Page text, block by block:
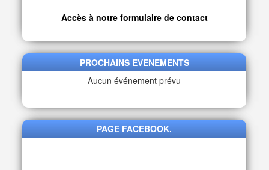
Accès à notre formulaire de contact
PROCHAINS EVENEMENTS
Aucun événement prévu
PAGE FACEBOOK.